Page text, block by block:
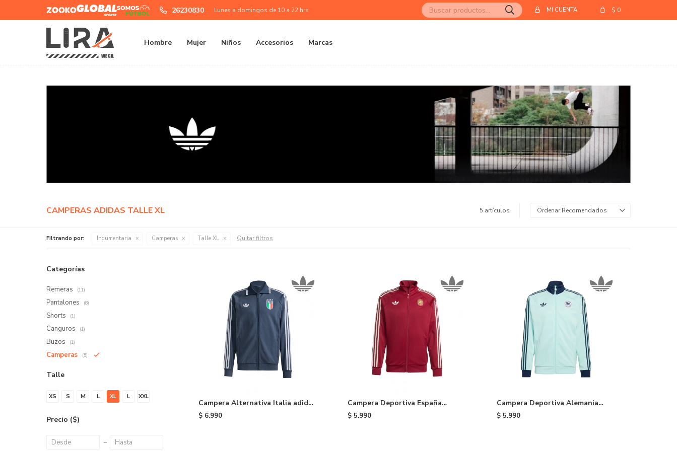
Hombre Mujer Niños Accesorios Marcas
$ 0
Futbol
26230830 Lunes a domingos de 10 a 22 hrs
CAMPERAS ADIDAS TALLE XL 5 artículos Recomendados
Filtrando por: Indumentaria Camperas Talle XL Quitar filtros
Campera Alternativa Italia adidas
- Blue
$ 6.990
Campera Deportiva España
adidas - Red
$ 5.990
Campera Deportiva Alemania
adidas - Light Blue
$ 5.990
Categorías
Remeras (11)
Pantalones (8)
Shorts (1)
Canguros (1)
Buzos (1)
Camperas (5)
Talle
XS S M L XL L XXL
Precio ($)